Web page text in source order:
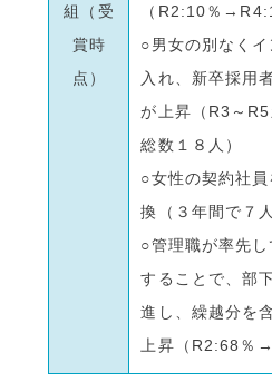
組（受
賞時
点）
（R2:10％
○男女の別なく
入れ、新卒採用
が上昇（R3～
総数１８人）
○女性の契約社
換（３年間で７人
○管理職が率先
することで、部
進し、繰越分を
上昇（R2:68％